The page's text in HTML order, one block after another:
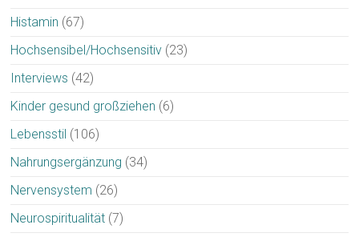
Histamin (67)
Hochsensibel/Hochsensitiv (23)
Interviews (42)
Kinder gesund großziehen (6)
Lebensstil (106)
Nahrungsergänzung (34)
Nervensystem (26)
Neurospiritualität (7)